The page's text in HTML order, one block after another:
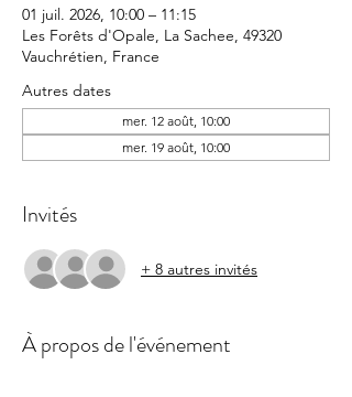
01 juil. 2026, 10:00 – 11:15
Les Forêts d'Opale, La Sachee, 49320
Vauchrétien, France
Autres dates
mer. 12 août, 10:00
mer. 19 août, 10:00
Invités
+ 8 autres invités
À propos de l'événement